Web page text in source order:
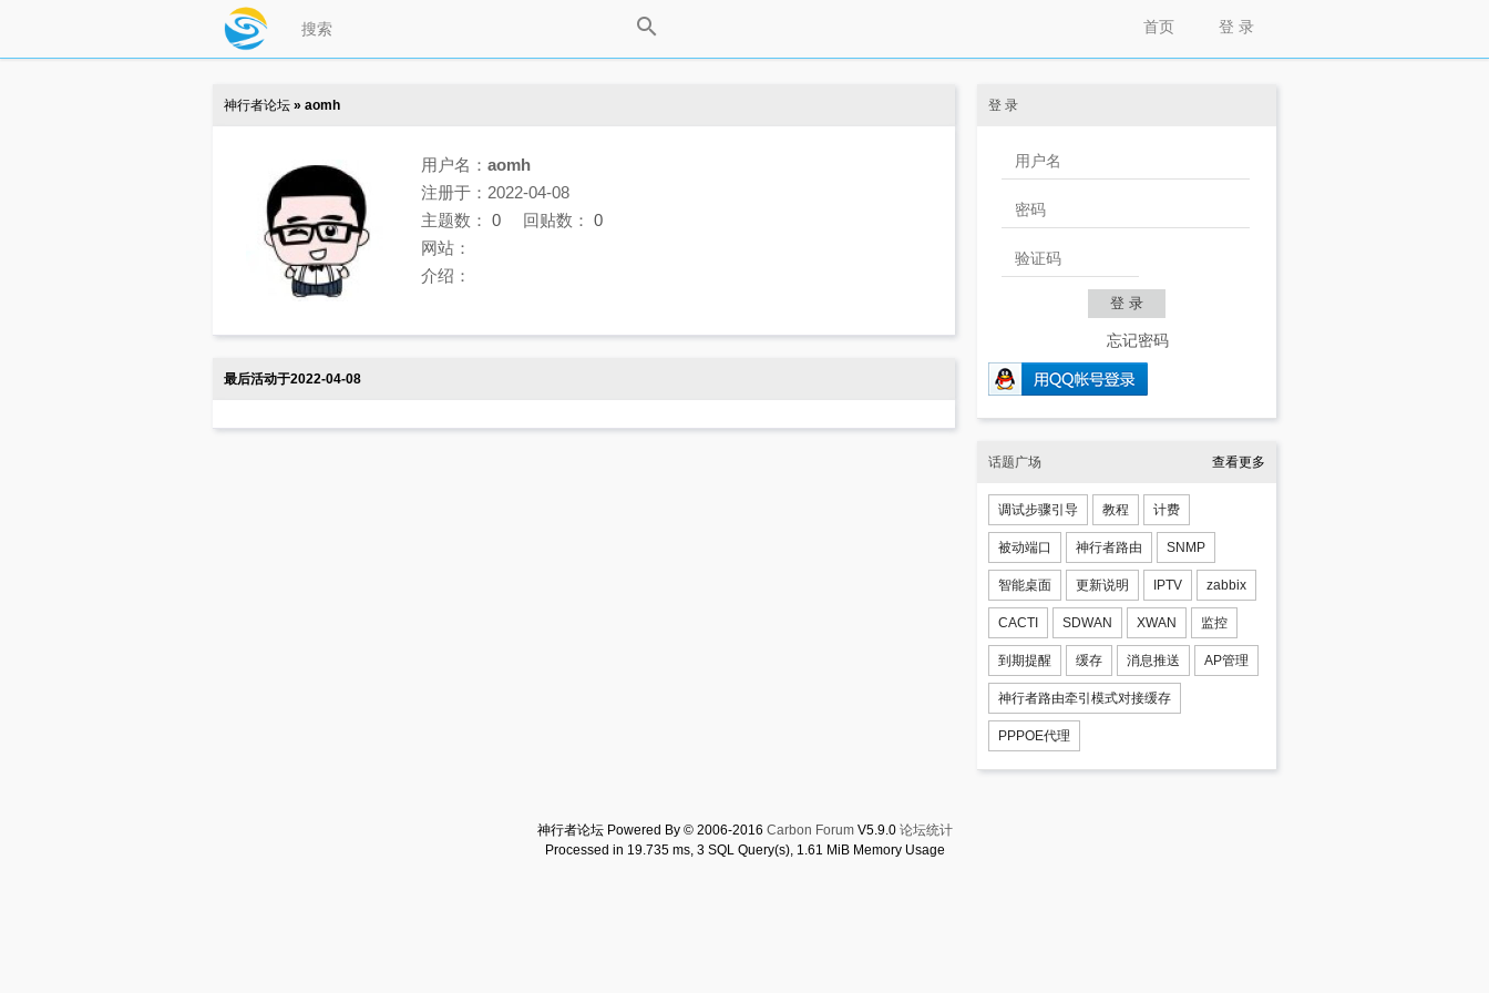
登 录
首页
神行者论坛 » aomh
用户名： aomh
注册于：2022-04-08
主题数： 0 回贴数： 0
网站：
介绍：
最后活动于2022-04-08
登 录
忘记密码
话题广场 查看更多
调试步骤引导 教程 计费
被动端口 神行者路由 SNMP
智能桌面 更新说明 IPTV zabbix
CACTI SDWAN XWAN 监控
到期提醒 缓存 消息推送 AP管理
神行者路由牵引模式对接缓存
PPPOE代理
神行者论坛 Powered By © 2006-2016 Carbon ForumV5.9.0 论坛统计
Processed in 19.735 ms, 3 SQL Query(s), 1.61 MiB Memory Usage